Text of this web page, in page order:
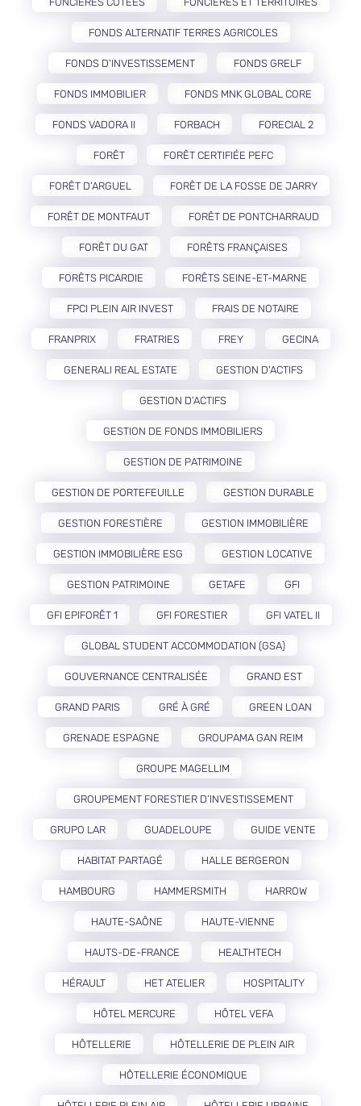
FONDS ALTERNATIF TERRES AGRICOLES
FONDS D'INVESTISSEMENT FONDS GRELF
FONDS IMMOBILIER FONDS MNK GLOBAL CORE
FONDS VADORA II FORBACH FORECIAL 2
FORÊT FORÊT CERTIFIÉE PEFC
FORÊT D’ARGUEL FORÊT DE LA FOSSE DE JARRY
FORÊT DE MONTFAUT FORÊT DE PONTCHARRAUD
FORÊT DU GAT FORÊTS FRANÇAISES
FORÊTS PICARDIE FORÊTS SEINE-ET-MARNE
FPCI PLEIN AIR INVEST FRAIS DE NOTAIRE
FRANPRIX FRATRIES FREY GECINA
GENERALI REAL ESTATE GESTION D'ACTIFS
GESTION D’ACTIFS
GESTION DE FONDS IMMOBILIERS
GESTION DE PATRIMOINE
GESTION DE PORTEFEUILLE GESTION DURABLE
GESTION FORESTIÈRE GESTION IMMOBILIÈRE
GESTION IMMOBILIÈRE ESG GESTION LOCATIVE
GESTION PATRIMOINE GETAFE GFI
GFI EPIFORÊT 1 GFI FORESTIER GFI VATEL II
GLOBAL STUDENT ACCOMMODATION (GSA)
GOUVERNANCE CENTRALISÉE GRAND EST
GRAND PARIS GRÉ À GRÉ GREEN LOAN
GRENADE ESPAGNE GROUPAMA GAN REIM
GROUPE MAGELLIM
GROUPEMENT FORESTIER D’INVESTISSEMENT
GRUPO LAR GUADELOUPE GUIDE VENTE
HABITAT PARTAGÉ HALLE BERGERON
HAMBOURG HAMMERSMITH HARROW
HAUTE-SAÔNE HAUTE-VIENNE
HAUTS-DE-FRANCE HEALTHTECH
HÉRAULT HET ATELIER HOSPITALITY
HÔTEL MERCURE HÔTEL VEFA
HÔTELLERIE HÔTELLERIE DE PLEIN AIR
HÔTELLERIE ÉCONOMIQUE